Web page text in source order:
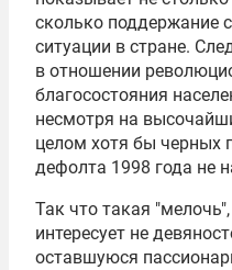
сколько поддержание
ситуации в стране.
в отношении
благосостояния
несмотря на
целом хотя бы черных
дефолта 1998 года не
Так что такая
интересует не
оставшуюся